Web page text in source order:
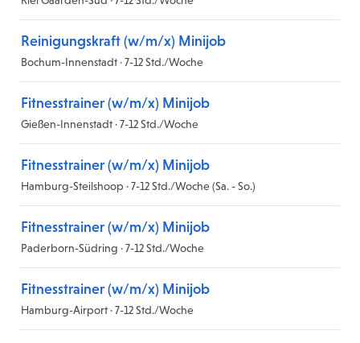
Reinigungskraft (w/m/x) Minijob
Bochum-Innenstadt · 7-12 Std./Woche
Fitnesstrainer (w/m/x) Minijob
Gießen-Innenstadt · 7-12 Std./Woche
Fitnesstrainer (w/m/x) Minijob
Hamburg-Steilshoop · 7-12 Std./Woche (Sa. - So.)
Fitnesstrainer (w/m/x) Minijob
Paderborn-Südring · 7-12 Std./Woche
Fitnesstrainer (w/m/x) Minijob
Hamburg-Airport · 7-12 Std./Woche